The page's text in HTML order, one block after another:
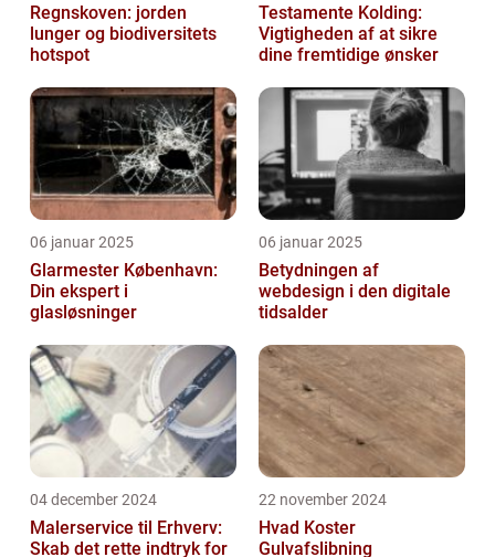
Regnskoven: jorden
lunger og biodiversitets
hotspot
Testamente Kolding:
Vigtigheden af at sikre
dine fremtidige ønsker
06 januar 2025
Glarmester København:
Din ekspert i
glasløsninger
06 januar 2025
Betydningen af
webdesign i den digitale
tidsalder
04 december 2024
Malerservice til Erhverv:
Skab det rette indtryk for
22 november 2024
Hvad Koster
Gulvafslibning